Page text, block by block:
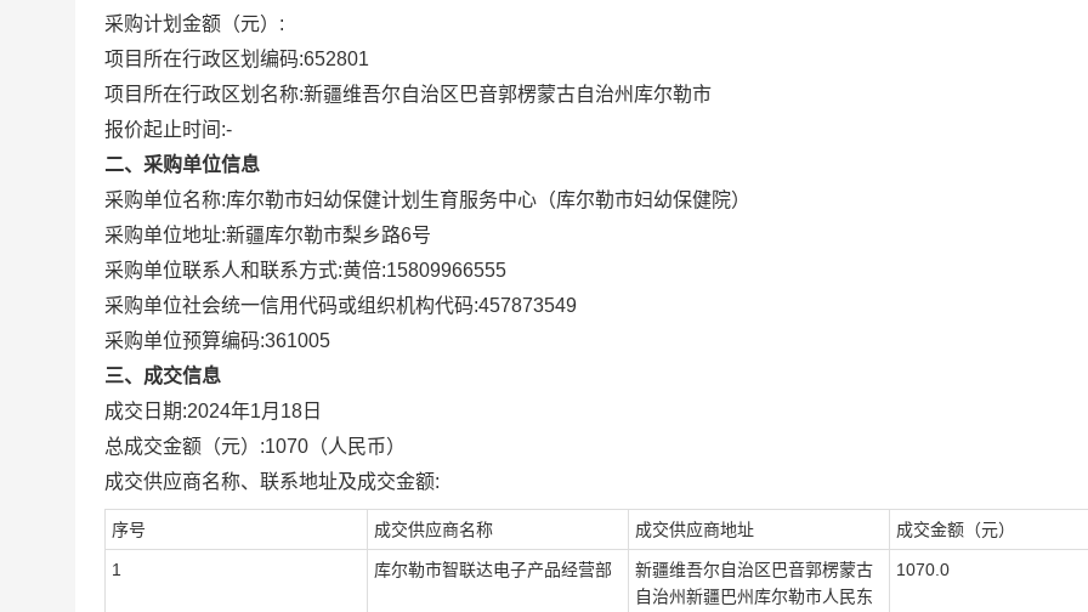
采购计划金额（元）:
项目所在行政区划编码:652801
项目所在行政区划名称:新疆维吾尔自治区巴音郭楞蒙古自治州库尔勒市
报价起止时间:-
二、采购单位信息
采购单位名称:库尔勒市妇幼保健计划生育服务中心（库尔勒市妇幼保健院）
采购单位地址:新疆库尔勒市梨乡路6号
采购单位联系人和联系方式:黄倍:15809966555
采购单位社会统一信用代码或组织机构代码:457873549
采购单位预算编码:361005
三、成交信息
成交日期:2024年1月18日
总成交金额（元）:1070 （人民币）
成交供应商名称、联系地址及成交金额:
序号 成交供应商名称 成交供应商地址 成交金额（元）
1 库尔勒市智联达电子产品经营部
新疆维吾尔自治区巴音郭楞蒙古
自治州新疆巴州库尔勒市人民东
1070.0